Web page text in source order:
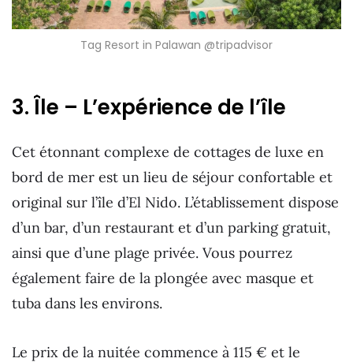
Tag Resort in Palawan @tripadvisor
3. Île – L’expérience de l’île
Cet étonnant complexe de cottages de luxe en
bord de mer est un lieu de séjour confortable et
original sur l’île d’El Nido. L’établissement dispose
d’un bar, d’un restaurant et d’un parking gratuit,
ainsi que d’une plage privée. Vous pourrez
également faire de la plongée avec masque et
tuba dans les environs.
Le prix de la nuitée commence à 115 € et le